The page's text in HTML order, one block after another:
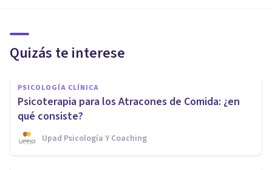
Quizás te interese
PSICOLOGÍA CLÍNICA
Psicoterapia para los Atracones de Comida: ¿en
qué consiste?
Upad Psicología Y Coaching